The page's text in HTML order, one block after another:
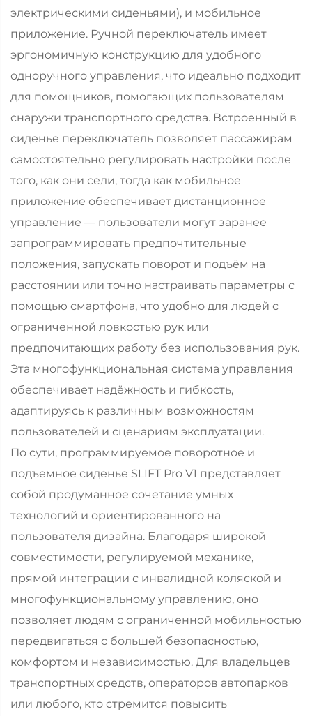
электрическими сиденьями), и мобильное
приложение. Ручной переключатель имеет
эргономичную конструкцию для удобного
одноручного управления, что идеально подходит
для помощников, помогающих пользователям
снаружи транспортного средства. Встроенный в
сиденье переключатель позволяет пассажирам
самостоятельно регулировать настройки после
того, как они сели, тогда как мобильное
приложение обеспечивает дистанционное
управление — пользователи могут заранее
запрограммировать предпочтительные
положения, запускать поворот и подъём на
расстоянии или точно настраивать параметры с
помощью смартфона, что удобно для людей с
ограниченной ловкостью рук или
предпочитающих работу без использования рук.
Эта многофункциональная система управления
обеспечивает надёжность и гибкость,
адаптируясь к различным возможностям
пользователей и сценариям эксплуатации.
По сути, программируемое поворотное и
подъемное сиденье SLIFT Pro V1 представляет
собой продуманное сочетание умных
технологий и ориентированного на
пользователя дизайна. Благодаря широкой
совместимости, регулируемой механике,
прямой интеграции с инвалидной коляской и
многофункциональному управлению, оно
позволяет людям с ограниченной мобильностью
передвигаться с большей безопасностью,
комфортом и независимостью. Для владельцев
транспортных средств, операторов автопарков
или любого, кто стремится повысить